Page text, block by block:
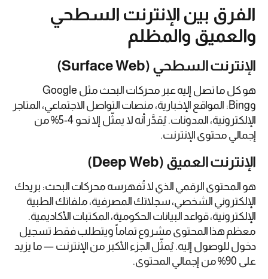
الفرق بين الإنترنت السطحي
والعميق والمظلم
الإنترنت السطحي (Surface Web)
هو كل ما تصل إليه عبر محركات البحث مثل Google
وBing: المواقع الإخبارية، منصات التواصل الاجتماعي، المتاجر
الإلكترونية، المدونات. يُقدَّر أنه لا يمثّل إلا نحو 4-5% من
إجمالي محتوى الإنترنت.
الإنترنت العميق (Deep Web)
هو المحتوى الرقمي الذي لا تُفهرسه محركات البحث: بريدك
الإلكتروني الشخصي، سجلاتك المصرفية، ملفاتك الطبية
الإلكترونية، قواعد البيانات الحكومية، المكتبات الأكاديمية.
معظم هذا المحتوى مشروع تماماً ويتطلب فقط تسجيل
دخول للوصول إليه. يُمثّل الجزء الأكبر من الإنترنت — ما يزيد
على 90% من إجمالي المحتوى.